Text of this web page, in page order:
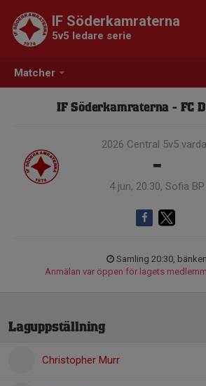
Matcher
IF Söderkamraterna
5v5 ledare serie
IF Söderkamraterna - FC
2026 Central 5v5
-
4 jun, 20:30, Sofia BP
Samling 20:30, bänken
Anmälan var öppen för lagets
Laguppställning
Christopher Murr